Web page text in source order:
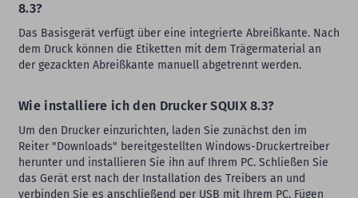
8.3?
Das Basisgerät verfügt über eine integrierte Abreißkante. Nach
dem Druck können die Etiketten mit dem Trägermaterial an
der gezackten Abreißkante manuell abgetrennt werden.
Wie installiere ich den Drucker SQUIX 8.3?
Um den Drucker einzurichten, laden Sie zunächst den im
Reiter "Downloads" bereitgestellten Windows-Druckertreiber
herunter und installieren Sie ihn auf Ihrem PC. Schließen Sie
das Gerät erst nach der Installation des Treibers an und
verbinden Sie es anschließend per USB mit Ihrem PC. Fügen